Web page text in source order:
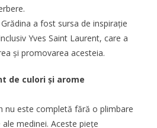
a fost sursa de inspirație
Yves Saint Laurent, care a
și promovarea acesteia.
de culori și arome
nu este completă fără o plimbare
medinei. Aceste piețe